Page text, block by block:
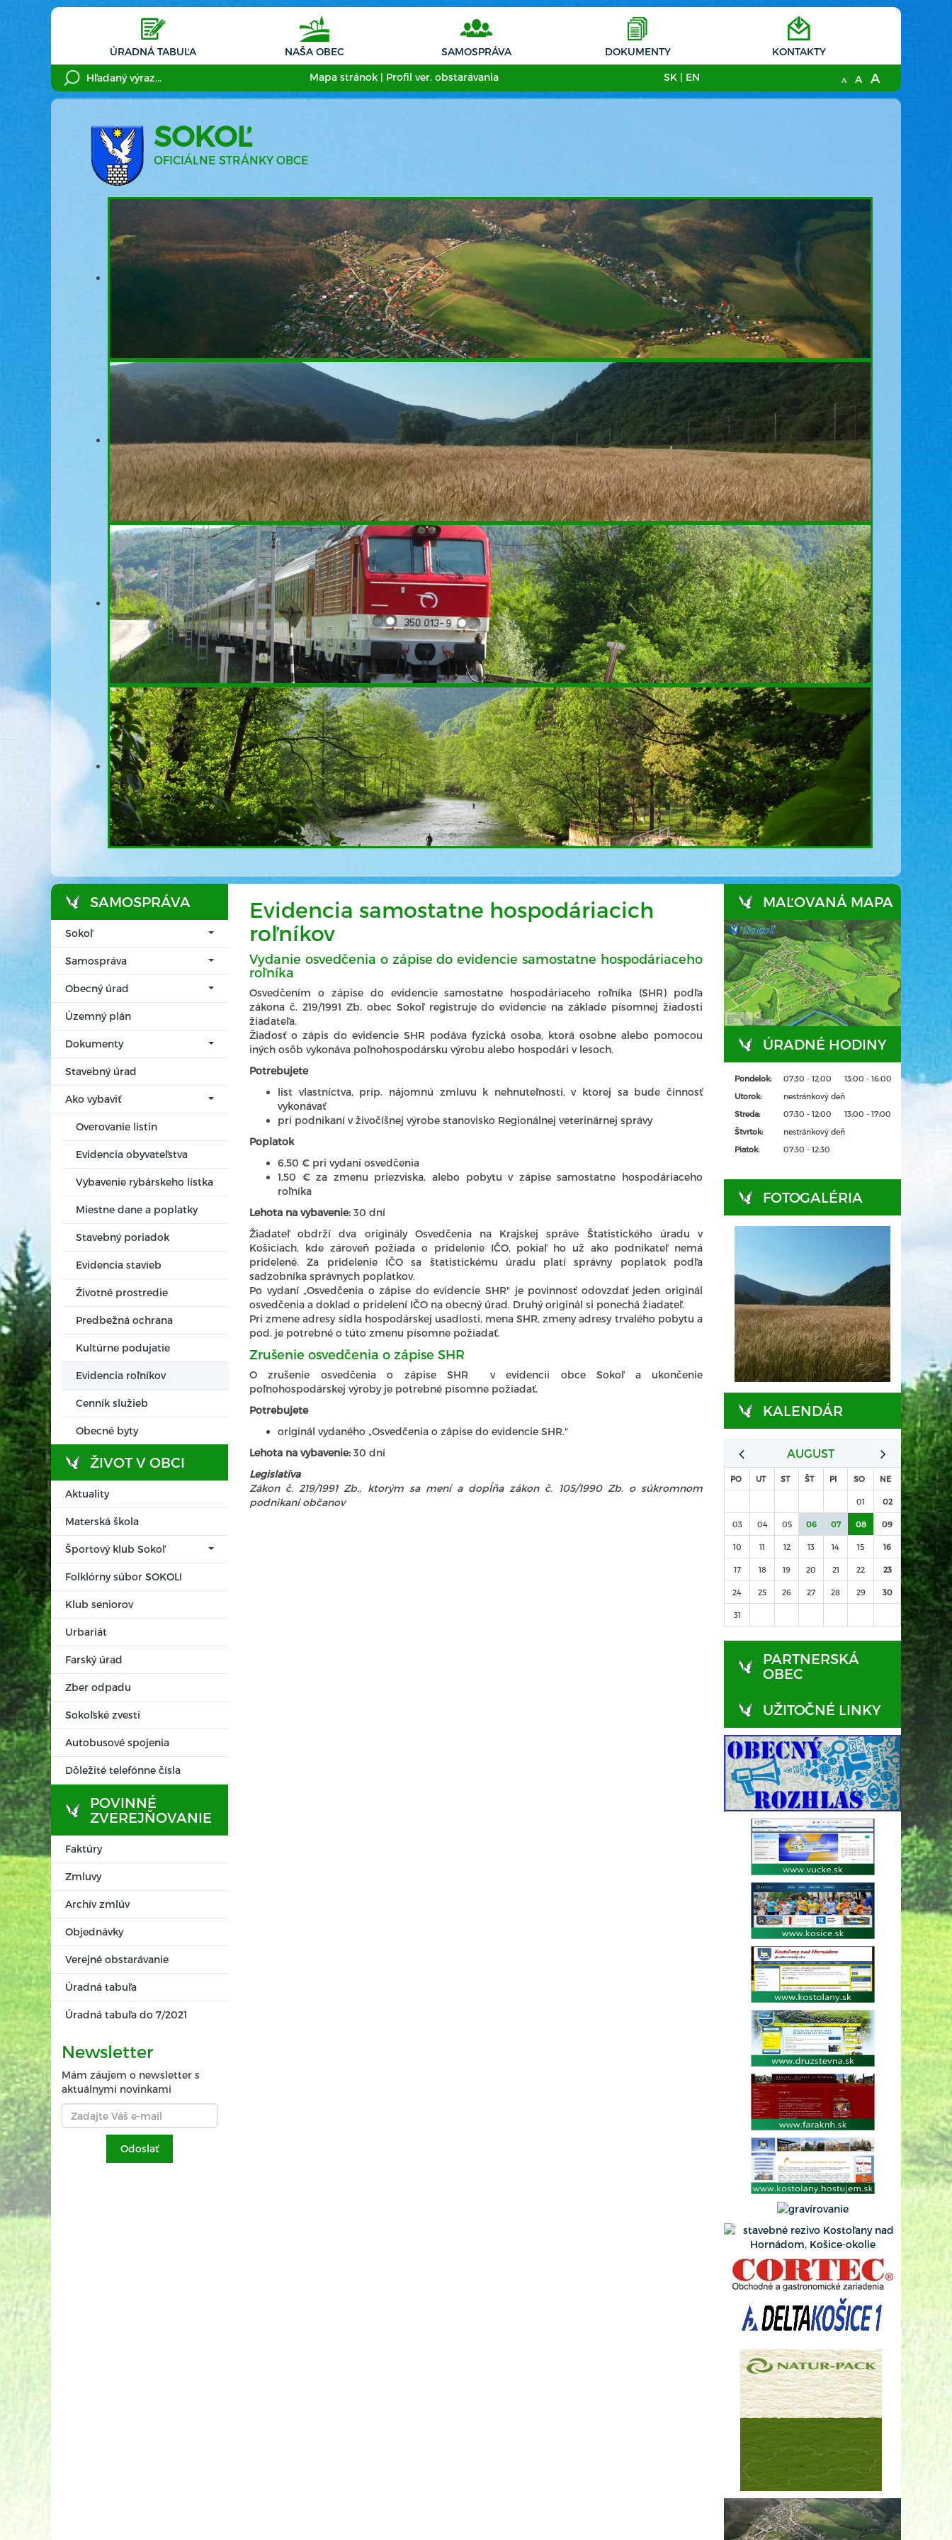
ÚRADNÁ TABUĽA NAŠA OBEC SAMOSPRÁVA DOKUMENTY KONTAKTY
Mapa stránok | Profil ver. obstarávania SK | EN A A A
SOKOĽ
OFICIÁLNE STRÁNKY OBCE
SAMOSPRÁVA
Sokoľ
Samospráva
Obecný úrad
Územný plán
Dokumenty
Stavebný úrad
Ako vybaviť
Overovanie listín
Evidencia obyvateľstva
Vybavenie rybárskeho lístka
Miestne dane a poplatky
Stavebný poriadok
Evidencia stavieb
Životné prostredie
Predbežná ochrana
Kultúrne podujatie
Evidencia roľníkov
Cenník služieb
Obecné byty
ŽIVOT V OBCI
Aktuality
Materská škola
Športový klub Sokoľ
Folklórny súbor SOKOLI
Klub seniorov
Urbariát
Farský úrad
Zber odpadu
Sokoľské zvesti
Autobusové spojenia
Dôležité telefónne čísla
POVINNÉ
ZVEREJŇOVANIE
Faktúry
Zmluvy
Archív zmlúv
Objednávky
Verejné obstarávanie
Úradná tabuľa
Úradná tabuľa do 7/2021
Newsletter
Mám záujem o newsletter s
aktuálnymi novinkami
Evidencia samostatne hospodáriacich
roľníkov
Vydanie osvedčenia o zápise do evidencie samostatne hospodáriaceho
roľníka
Osvedčením o zápise do evidencie samostatne hospodáriaceho roľníka (SHR) podľa
zákona č. 219/1991 Zb. obec Sokoľ registruje do evidencie na základe písomnej žiadosti
žiadateľa.
Žiadosť o zápis do evidencie SHR podáva fyzická osoba, ktorá osobne alebo pomocou
iných osôb vykonáva poľnohospodársku výrobu alebo hospodári v lesoch.
Potrebujete
list vlastníctva, príp. nájomnú zmluvu k nehnuteľnosti, v ktorej sa bude činnosť
vykonávať
pri podnikaní v živočíšnej výrobe stanovisko Regionálnej veterinárnej správy
Poplatok
6,50 € pri vydaní osvedčenia
1,50 € za zmenu priezviska, alebo pobytu v zápise samostatne hospodáriaceho
roľníka
Lehota na vybavenie: 30 dní
Žiadateľ obdrží dva originály Osvedčenia na Krajskej správe Štatistického úradu v
Košiciach, kde zároveň požiada o pridelenie IČO, pokiaľ ho už ako podnikateľ nemá
pridelené. Za pridelenie IČO sa štatistickému úradu platí správny poplatok podľa
sadzobníka správnych poplatkov.
Po vydaní „Osvedčenia o zápise do evidencie SHR" je povinnosť odovzdať jeden originál
osvedčenia a doklad o pridelení IČO na obecný úrad. Druhý originál si ponechá žiadateľ.
Pri zmene adresy sídla hospodárskej usadlosti, mena SHR, zmeny adresy trvalého pobytu a
pod. je potrebné o túto zmenu písomne požiadať.
Zrušenie osvedčenia o zápise SHR
O zrušenie osvedčenia o zápise SHR v evidencii obce Sokoľ a ukončenie
poľnohospodárskej výroby je potrebné písomne požiadať.
Potrebujete
originál vydaného „Osvedčenia o zápise do evidencie SHR."
Lehota na vybavenie: 30 dní
Legislatíva
Zákon č. 219/1991 Zb., ktorým sa mení a dopĺňa zákon č. 105/1990 Zb. o súkromnom
podnikaní občanov
MAĽOVANÁ MAPA
ÚRADNÉ HODINY
Pondelok: 07:30 - 12:00
13:00 - 16:00
Utorok:
nestránkový deň
Streda:
07:30 - 12:00
13:00 - 17:00
Štvrtok:
nestránkový deň
Piatok:
07:30 - 12:30
FOTOGALÉRIA
KALENDÁR
AUGUST
PO UT ST ŠT PI SO NE
01 02
03 04 05 06 07 08 09
10 11 12 13 14 15 16
17 18 19 20 21 22 23
24 25 26 27 28 29 30
31
PARTNERSKÁ
OBEC
UŽITOČNÉ LINKY